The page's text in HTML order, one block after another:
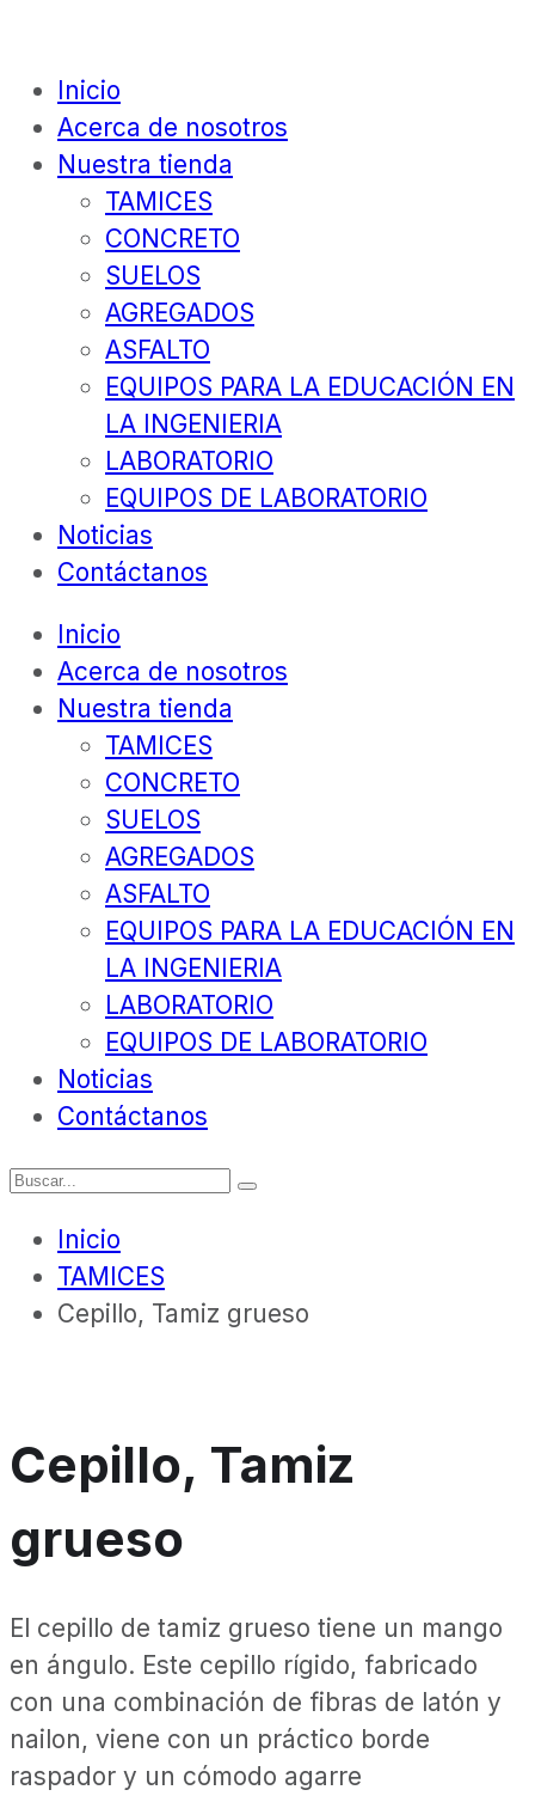
Inicio
Acerca de nosotros
Nuestra tienda
TAMICES
CONCRETO
SUELOS
AGREGADOS
ASFALTO
EQUIPOS PARA LA EDUCACIÓN EN
LA INGENIERIA
LABORATORIO
EQUIPOS DE LABORATORIO
Noticias
Contáctanos
Inicio
Acerca de nosotros
Nuestra tienda
TAMICES
CONCRETO
SUELOS
AGREGADOS
ASFALTO
EQUIPOS PARA LA EDUCACIÓN EN
LA INGENIERIA
LABORATORIO
EQUIPOS DE LABORATORIO
Noticias
Contáctanos
Inicio
TAMICES
Cepillo, Tamiz grueso
Cepillo, Tamiz
grueso
El cepillo de tamiz grueso tiene un mango
en ángulo. Este cepillo rígido, fabricado
con una combinación de fibras de latón y
nailon, viene con un práctico borde
raspador y un cómodo agarre